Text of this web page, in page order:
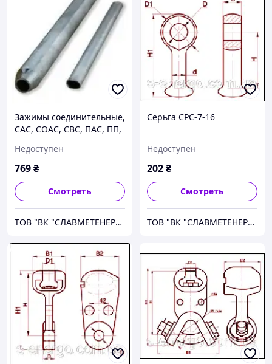
Зажимы соединительные,
САС, СОАС, СВС, ПАС, ПП,
Недоступен
769₴
Смотреть
ТОВ "ВК "СЛАВМЕТЕНЕРГО"
Серьга СРС-7-16
Недоступен
202₴
Смотреть
ТОВ "ВК "СЛАВМЕТЕНЕРГО"